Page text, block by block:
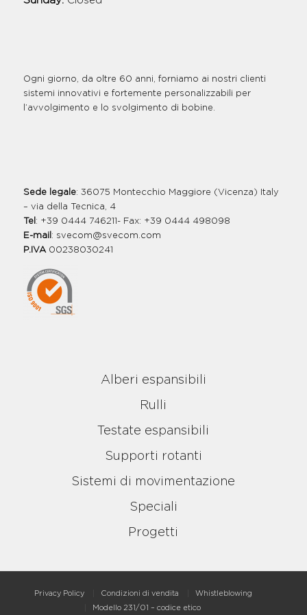
Ogni giorno, da oltre 60 anni, forniamo ai nostri clienti
sistemi innovativi e fortemente personalizzabili per
l’avvolgimento e lo svolgimento di bobine.
Sede legale: 36075 Montecchio Maggiore (Vicenza) Italy
– via della Tecnica, 4
Tel : +39 0444 746211- Fax: +39 0444 498098
E-mail : svecom@svecom.com
P.IVA00238030241
Alberi espansibili
Rulli
Testate espansibili
Supporti rotanti
Sistemi di movimentazione
Speciali
Progetti
Privacy Policy Condizioni di vendita
Whistleblowing
Modello 231/01 – codice etico